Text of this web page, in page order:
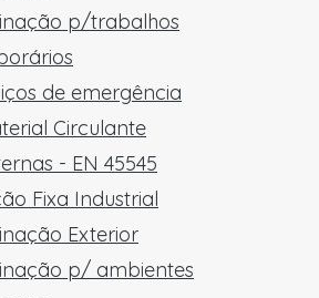
p/trabalhos
de emergência
Circulante
- EN 45545
Fixa Industrial
Exterior
p/ ambientes